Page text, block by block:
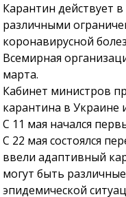
Карантин действует
различными
коронавирусной
Всемирная
марта.
Кабинет министров
карантина в Украине
С 11 мая начался
С 22 мая состоялся
ввели адаптивный
могут быть
эпидемической